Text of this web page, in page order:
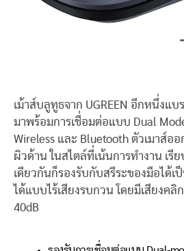
เม้าส์บลูทูธจาก UGREEN อีกหนึ่งแ
มาพร้อมการเชื่อมต่อแบบ Dual
Wireless และ Bluetooth ตัวเมาส์อ
ผิวด้าน ในสไตล์ที่เน้นการทำงาน เรี
เดียวกันก็รองรับกับสรีระของมือได้เ
ได้แบบไร้เสียงรบกวน โดยมีเสียงค
40dB